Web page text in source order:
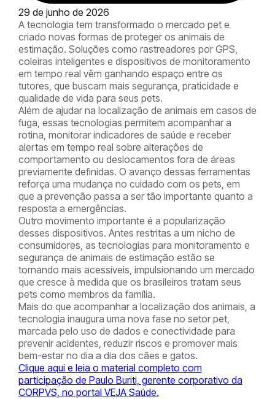
29 de junho de 2026
A tecnologia tem transformado o mercado pet e
criado novas formas de proteger os animais de
estimação. Soluções como rastreadores por GPS,
coleiras inteligentes e dispositivos de monitoramento
em tempo real vêm ganhando espaço entre os
tutores, que buscam mais segurança, praticidade e
qualidade de vida para seus pets.
Além de ajudar na localização de animais em casos de
fuga, essas tecnologias permitem acompanhar a
rotina, monitorar indicadores de saúde e receber
alertas em tempo real sobre alterações de
comportamento ou deslocamentos fora de áreas
previamente definidas. O avanço dessas ferramentas
reforça uma mudança no cuidado com os pets, em
que a prevenção passa a ser tão importante quanto a
resposta a emergências.
Outro movimento importante é a popularização
desses dispositivos. Antes restritas a um nicho de
consumidores, as tecnologias para monitoramento e
segurança de animais de estimação estão se
tornando mais acessíveis, impulsionando um mercado
que cresce à medida que os brasileiros tratam seus
pets como membros da família.
Mais do que acompanhar a localização dos animais, a
tecnologia inaugura uma nova fase no setor pet,
marcada pelo uso de dados e conectividade para
prevenir acidentes, reduzir riscos e promover mais
bem-estar no dia a dia dos cães e gatos.
Clique aqui e leia o material completo com
participação de Paulo Buriti, gerente corporativo da
CORPVS, no portal VEJA Saúde.